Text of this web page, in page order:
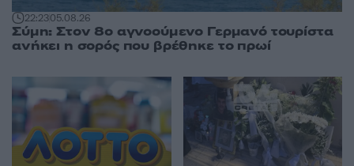
22:2305.08.26
Σύμη: Στον 8ο αγνοούμενο Γερμανό τουρίστα
ανήκει η σορός που βρέθηκε το πρωί